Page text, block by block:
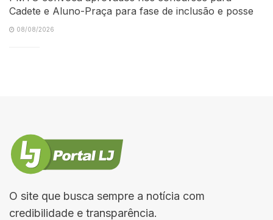
Cadete e Aluno-Praça para fase de inclusão e posse
08/08/2026
O site que busca sempre a notícia com
credibilidade e transparência.